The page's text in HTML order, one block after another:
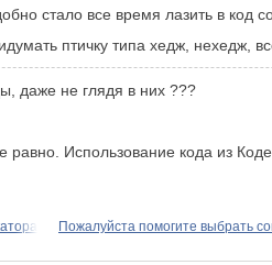
стало все время лазить в код
птичку типа хедж, нехедж,
даже не глядя в них ???
Использование кода из
Пожалуйста помогите выбрать